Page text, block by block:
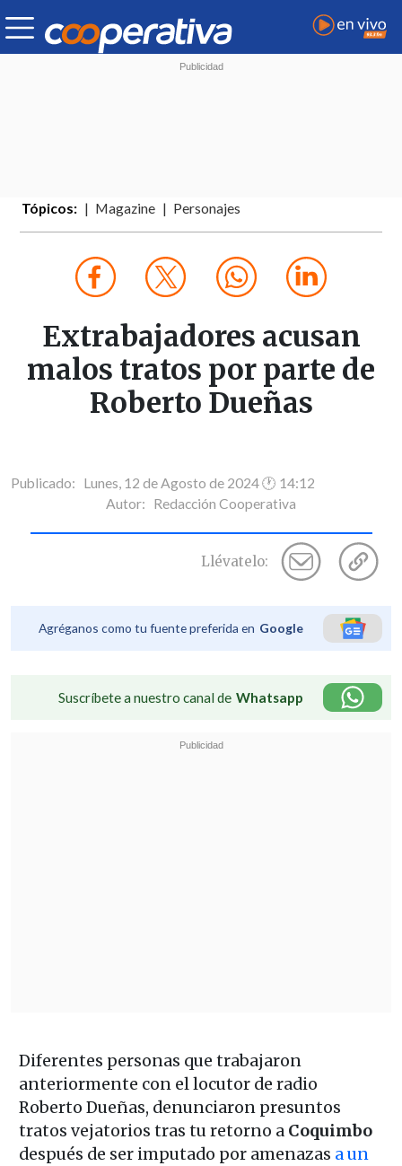
Tópicos: Magazine Personajes
Extrabajadores acusan
malos tratos por parte de
Roberto Dueñas
Publicado: Lunes, 12 de Agosto de 2024 🕐 14:12
Autor: Redacción Cooperativa
Llévatelo:
Agréganos como tu fuente preferida en Google
Suscríbete a nuestro canal de Whatsapp
Diferentes personas que trabajaron
anteriormente con el locutor de radio
Roberto Dueñas, denunciaron presuntos
tratos vejatorios tras tu retorno a Coquimbo
después de ser imputado por amenazas a un